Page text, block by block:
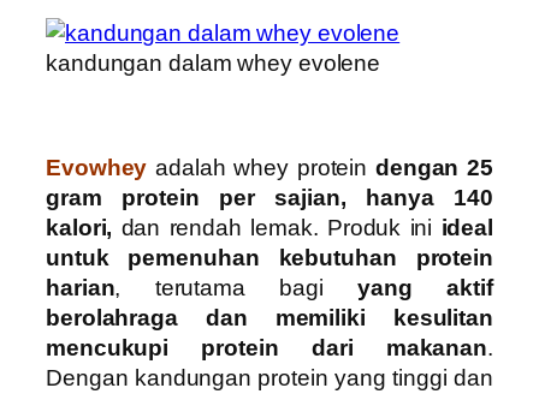
kandungan dalam whey evolene
Evowhey adalah whey protein dengan 25
gram protein per sajian, hanya 140
kalori, dan rendah lemak. Produk ini ideal
untuk pemenuhan kebutuhan protein
harian, terutama bagiyang aktif
berolahraga dan memiliki kesulitan
mencukupi protein dari makanan.
Dengan kandungan protein yang tinggi dan